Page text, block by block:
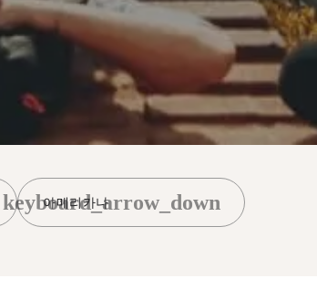
아메리카나
keyboard_arrow_down